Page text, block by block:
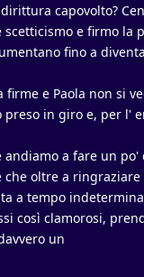
capovolto?
e firmo la
fino a
e Paola non si
in giro e, per l'
a fare un po'
oltre a
a tempo
così clamorosi,
un